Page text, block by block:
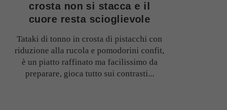
crosta non si stacca e il
cuore resta scioglievole
Tataki di tonno in crosta di pistacchi con
riduzione alla rucola e pomodorini confit,
è un piatto raffinato ma facilissimo da
preparare, gioca tutto sui contrasti...